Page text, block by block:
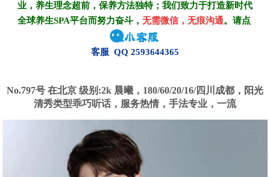
业，养生理念超前，保养方法独特；我们致力于打造新时代
全球养生SPA平台而努力奋斗， 无需微信，无痕沟通。请点
客服 QQ 2593644365
No.797号 在北京 级别:2k 晨曦，180/60/20/16/四川成都，阳光
清秀类型乖巧听话，服务热情，手法专业，一流